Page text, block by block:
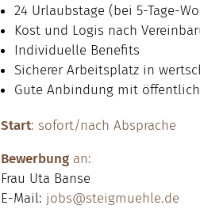
24 Urlaubstage (bei 5-Tage-
Kost und Logis nach
Individuelle Benefits
Sicherer Arbeitsplatz in
Gute Anbindung mit
Start: sofort/nach Absprache
Bewerbung an:
Frau Uta Banse
E-Mail: jobs@steigmuehle.de